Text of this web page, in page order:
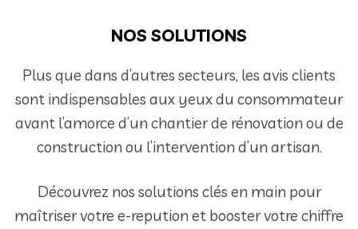
NOS SOLUTIONS
Plus que dans d’autres secteurs, les avis clients
sont indispensables aux yeux du consommateur
avant l’amorce d’un chantier de rénovation ou de
construction ou l’intervention d’un artisan.
Découvrez nos solutions clés en main pour
maîtriser votre e-repution et booster votre chiffre